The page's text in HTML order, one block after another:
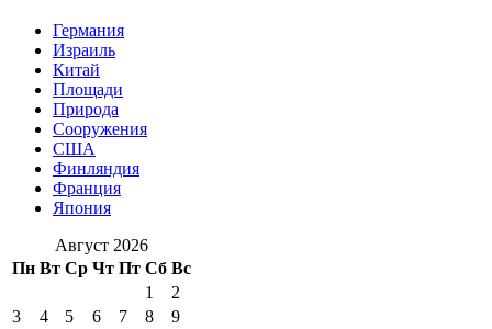
Германия
Израиль
Китай
Площади
Природа
Сооружения
США
Финляндия
Франция
Япония
Август 2026
Пн Вт Ср Чт Пт Сб Вс
1
2
3
4 5 6 7 8
9